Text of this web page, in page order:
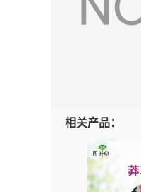
相关产品：